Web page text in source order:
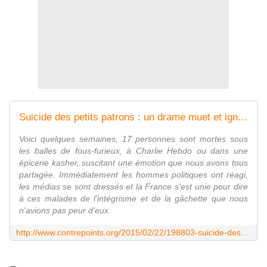
Suicide des petits patrons : un drame muet et ignoré
Voici quelques semaines, 17 personnes sont mortes sous
les balles de fous-furieux, à Charlie Hebdo ou dans une
épicerie kasher, suscitant une émotion que nous avons tous
partagée. Immédiatement les hommes politiques ont réagi,
les médias se sont dressés et la France s'est unie pour dire
à ces malades de l'intégrisme et de la gâchette que nous
n'avions pas peur d'eux.